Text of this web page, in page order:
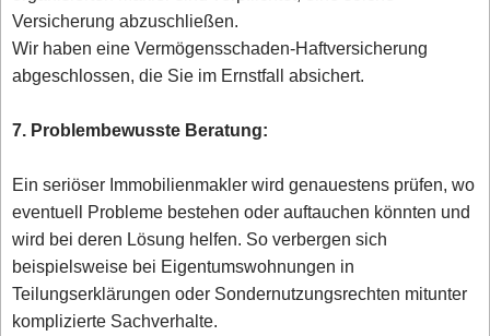
Versicherung abzuschließen.
Wir haben eine Vermögensschaden-Haftversicherung
abgeschlossen, die Sie im Ernstfall absichert.
7. Problembewusste Beratung:
Ein seriöser Immobilienmakler wird genauestens prüfen, wo
eventuell Probleme bestehen oder auftauchen könnten und
wird bei deren Lösung helfen. So verbergen sich
beispielsweise bei Eigentumswohnungen in
Teilungserklärungen oder Sondernutzungsrechten mitunter
komplizierte Sachverhalte.